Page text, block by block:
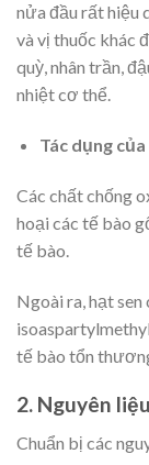
nửa đầu rất hiệu
và vị thuốc khác
quỳ, nhân trần,
nhiệt cơ thể.
Tác dụng
Các chất chống
hoại các tế bào
tế bào.
Ngoài ra, hạt sen
tế bào tổn
2. Nguyên
Chuẩn bị các